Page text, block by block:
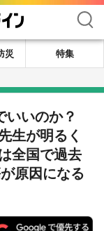
検索
災
特集
いいのか？
生が明るく
全国で過去
原因になる